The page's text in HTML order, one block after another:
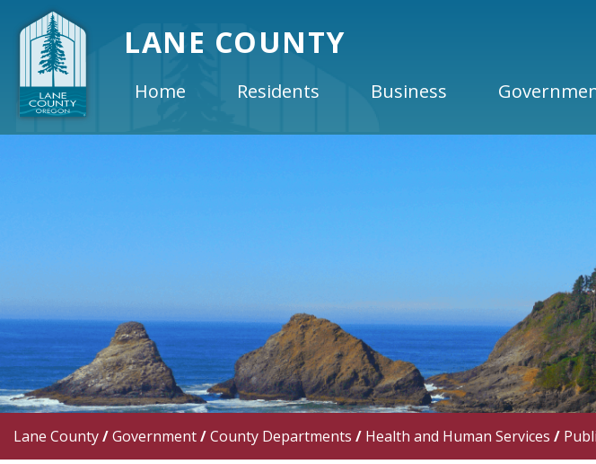
LANE COUNTY
Home Residents Business
Lane County/Government/County Departments / Health and Human Services /